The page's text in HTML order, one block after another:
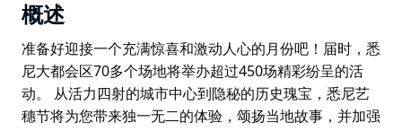
概述
准备好迎接一个充满惊喜和激动人心的月份吧！届时，悉
尼大都会区70多个场地将举办超过450场精彩纷呈的活
动。 从活力四射的城市中心到隐秘的历史瑰宝，悉尼艺
穗节将为您带来独一无二的体验，颂扬当地故事，并加强